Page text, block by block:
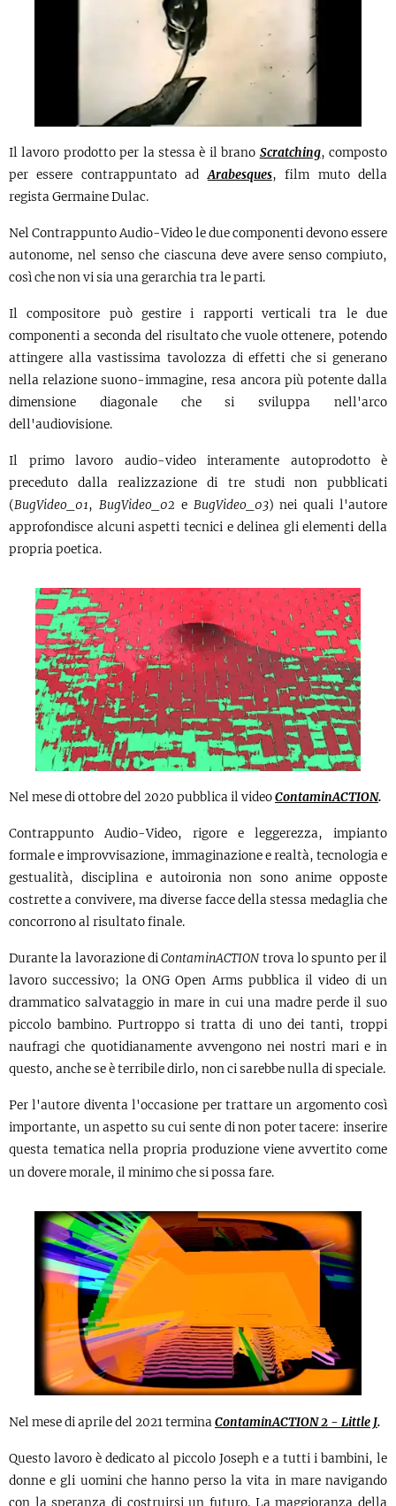
Il lavoro prodotto per la stessa è il brano Scratching, composto
per essere contrappuntato adArabesques, film muto della
regista Germaine Dulac.
Nel Contrappunto Audio-Video le due componenti devono essere
autonome, nel senso che ciascuna deve avere senso compiuto,
così che non vi sia una gerarchia tra le parti.
Il compositore può gestire i rapporti verticali tra le due
componenti a seconda del risultato che vuole ottenere, potendo
attingere alla vastissima tavolozza di effetti che si generano
nella relazione suono-immagine, resa ancora più potente dalla
dimensione diagonale che si sviluppa nell'arco
dell'audiovisione.
Il primo lavoro audio-video interamente autoprodotto è
preceduto dalla realizzazione di tre studi non pubblicati
(BugVideo_01, BugVideo_02 e BugVideo_03) nei quali l'autore
approfondisce alcuni aspetti tecnici e delinea gli elementi della
propria poetica.
Nel mese di ottobre del 2020 pubblica il videoContaminACTION.
Contrappunto Audio-Video, rigore e leggerezza, impianto
formale e improvvisazione, immaginazione e realtà, tecnologia e
gestualità, disciplina e autoironia non sono anime opposte
costrette a convivere, ma diverse facce della stessa medaglia che
concorrono al risultato finale.
Durante la lavorazione diContaminACTIONtrova lo spunto per il
lavoro successivo; la ONG Open Arms pubblica il video di un
drammatico salvataggio in mare in cui una madre perde il suo
piccolo bambino. Purtroppo si tratta di uno dei tanti, troppi
naufragi che quotidianamente avvengono nei nostri mari e in
questo, anche se è terribile dirlo, non ci sarebbe nulla di speciale.
Per l'autore diventa l'occasione per trattare un argomento così
importante, un aspetto su cui sente di non poter tacere: inserire
questa tematica nella propria produzione viene avvertito come
un dovere morale, il minimo che si possa fare.
Nel mese di aprile del 2021 terminaContaminACTION 2 - Little J.
Questo lavoro è dedicato al piccolo Joseph e a tutti i bambini, le
donne e gli uomini che hanno perso la vita in mare navigando
con la speranza di costruirsi un futuro. La maggioranza della